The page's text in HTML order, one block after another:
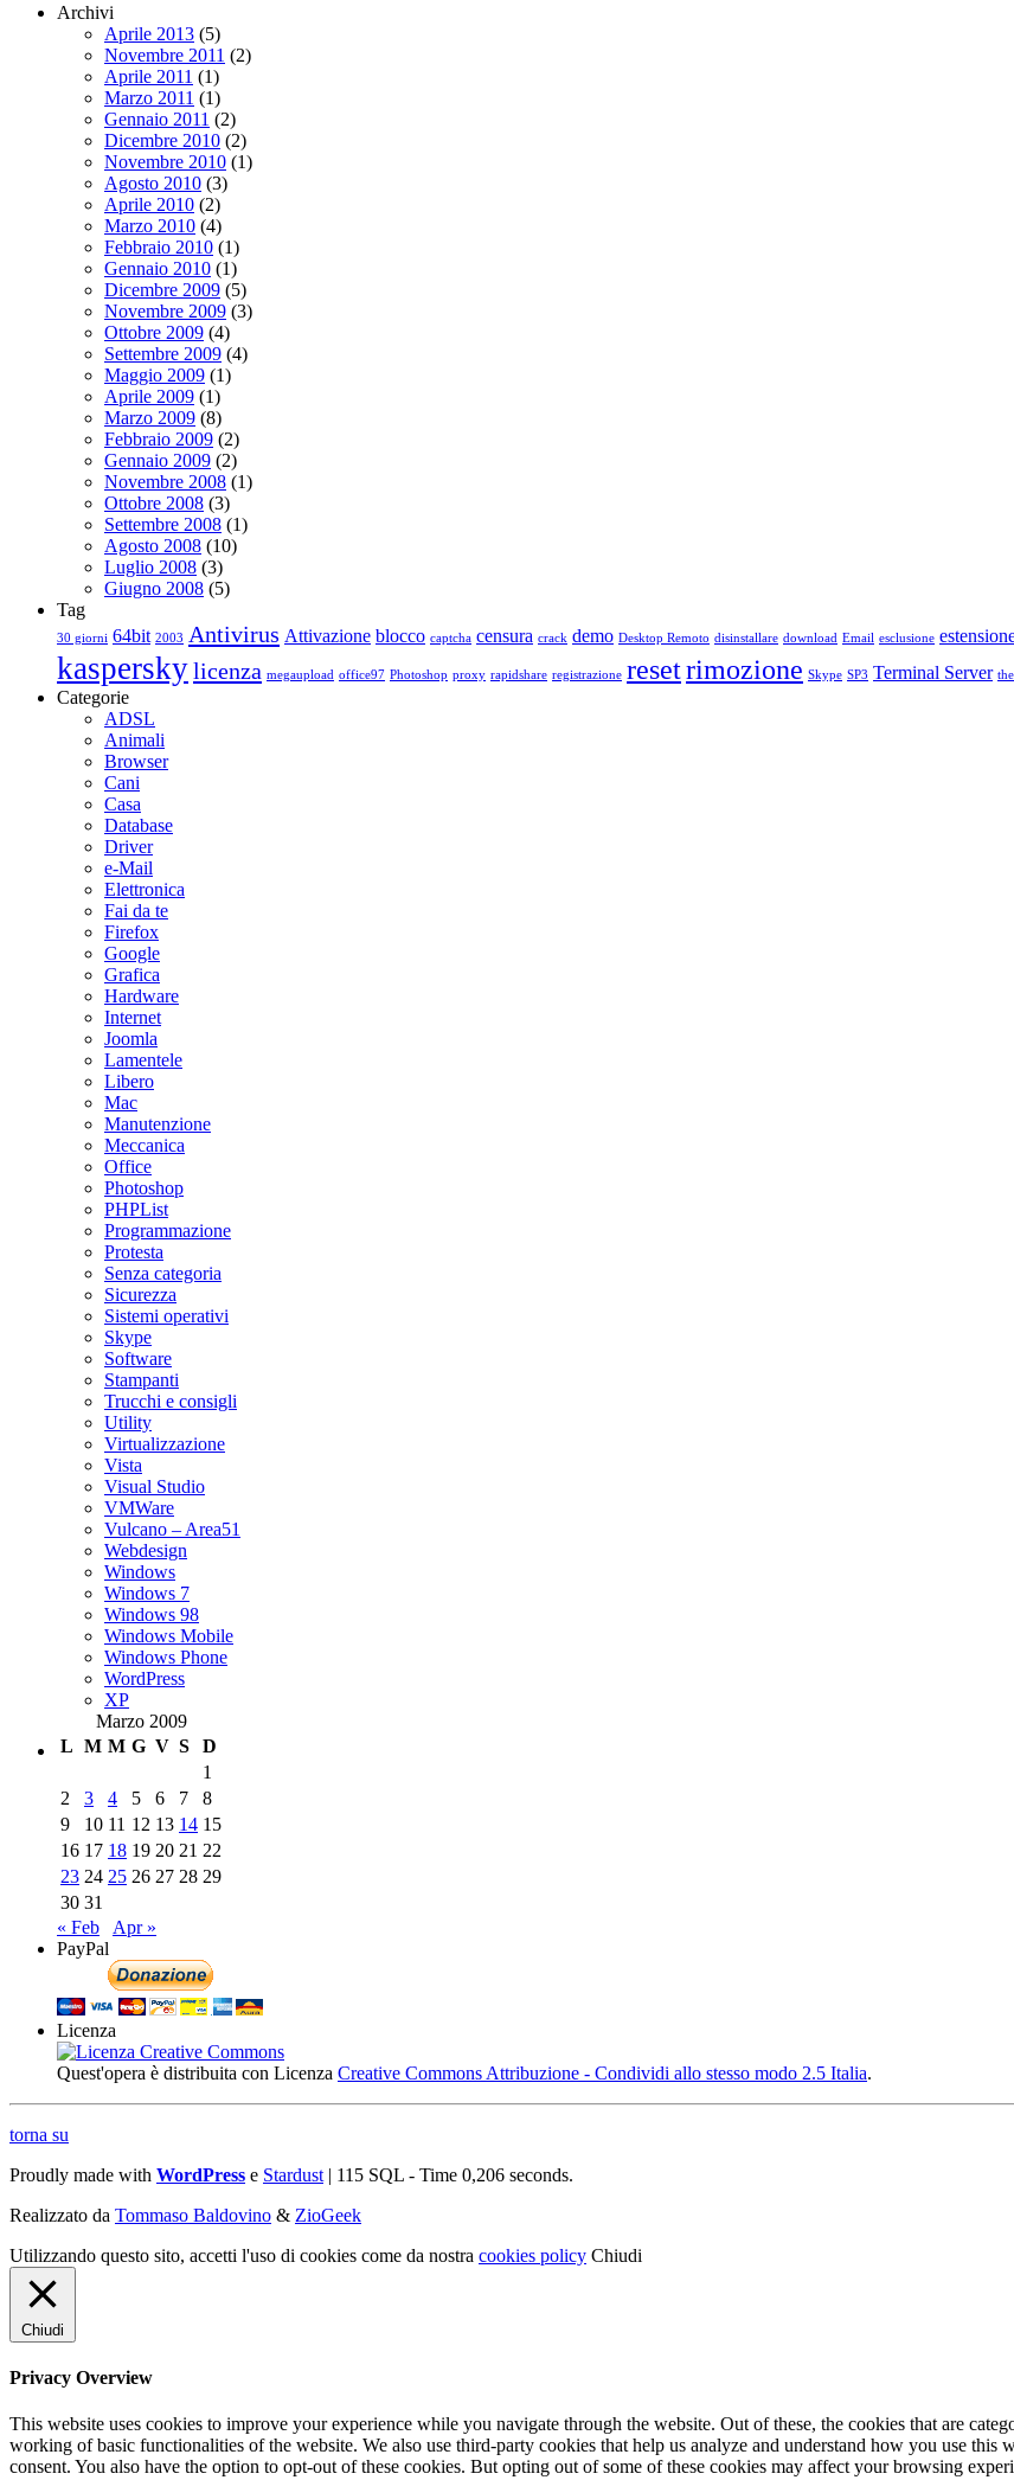
Archivi
Aprile 2013 (5)
Novembre 2011 (2)
Aprile 2011 (1)
Marzo 2011 (1)
Gennaio 2011 (2)
Dicembre 2010 (2)
Novembre 2010 (1)
Agosto 2010 (3)
Aprile 2010 (2)
Marzo 2010 (4)
Febbraio 2010 (1)
Gennaio 2010 (1)
Dicembre 2009 (5)
Novembre 2009 (3)
Ottobre 2009 (4)
Settembre 2009 (4)
Maggio 2009 (1)
Aprile 2009 (1)
Marzo 2009 (8)
Febbraio 2009 (2)
Gennaio 2009 (2)
Novembre 2008 (1)
Ottobre 2008 (3)
Settembre 2008 (1)
Agosto 2008 (10)
Luglio 2008 (3)
Giugno 2008 (5)
Tag
30 giorni 64bit 2003 Antivirus Attivazione blocco captcha censura crack demo Desktop Remoto disinstallare download Email esclusione
kasperskylicenza megaupload office97 Photoshop proxy rapidshare registrazione resetrimozione Skype SP3 Terminal Server
Categorie
ADSL
Animali
Browser
Cani
Casa
Database
Driver
e-Mail
Elettronica
Fai da te
Firefox
Google
Grafica
Hardware
Internet
Joomla
Lamentele
Libero
Mac
Manutenzione
Meccanica
Office
Photoshop
PHPList
Programmazione
Protesta
Senza categoria
Sicurezza
Sistemi operativi
Skype
Software
Stampanti
Trucchi e consigli
Utility
Virtualizzazione
Vista
Visual Studio
VMWare
Vulcano – Area51
Webdesign
Windows
Windows 7
Windows 98
Windows Mobile
Windows Phone
WordPress
XP
Marzo 2009
L M M G V S
D
1
2
3 4 5 6 7
8
9
10 11 12 13 14 15
16 17 18 19 20 21 22
23 24 25 26 27 28 29
30 31
« Feb
Apr »
PayPal
Licenza
Quest'opera è distribuita con Licenza Creative Commons Attribuzione - Condividi allo stesso modo 2.5 Italia.
torna su
Proudly made with WordPress e Stardust | 115 SQL - Time 0,206 seconds.
Realizzato da Tommaso Baldovino & ZioGeek
Utilizzando questo sito, accetti l'uso di cookies come da nostra cookies policy Chiudi
Chiudi
Privacy Overview
This website uses cookies to improve your experience while you navigate through the website. Out of these, the cookies that are
working of basic functionalities of the website. We also use third-party cookies that help us analyze and understand how you use
consent. You also have the option to opt-out of these cookies. But opting out of some of these cookies may affect your browsing